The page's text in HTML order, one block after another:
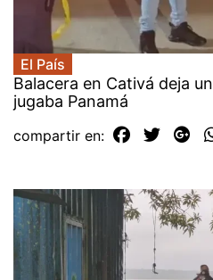
El País
Balacera en Cativá deja
jugaba Panamá
compartir en: